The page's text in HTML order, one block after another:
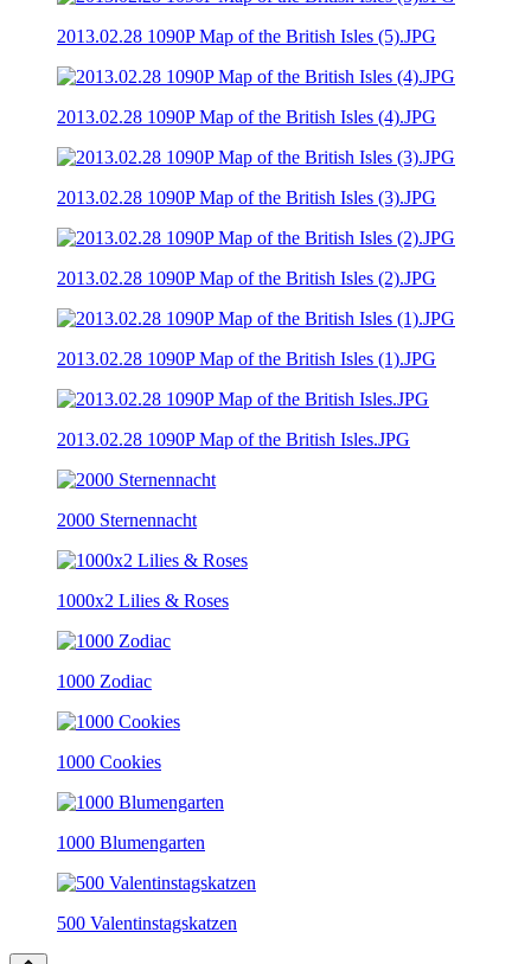
2013.02.28 1090P Map of the British Isles (5).JPG
2013.02.28 1090P Map of the British Isles (4).JPG
2013.02.28 1090P Map of the British Isles (3).JPG
2013.02.28 1090P Map of the British Isles (2).JPG
2013.02.28 1090P Map of the British Isles (1).JPG
2013.02.28 1090P Map of the British Isles.JPG
2000 Sternennacht
1000x2 Lilies & Roses
1000 Zodiac
1000 Cookies
1000 Blumengarten
500 Valentinstagskatzen